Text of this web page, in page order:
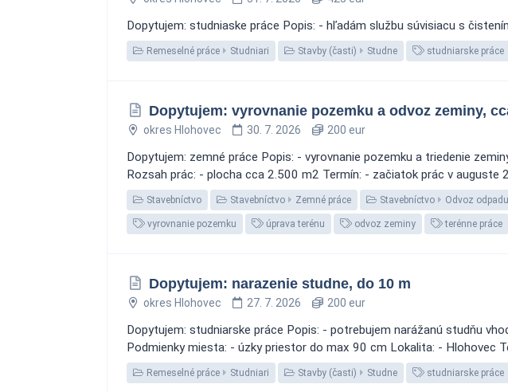
Dopytujem: studniaske práce Popis: - hľadám službu súvisiacu s
Remeselné práce Studniari Stavby (časti) Studne studniarske práce
Dopytujem: vyrovnanie pozemku a odvoz zeminy,
okres Hlohovec 30. 7. 2026 200 eur
Dopytujem: zemné práce Popis: - vyrovnanie pozemku a triedenie
Rozsah prác: - plocha cca 2.500 m2 Termín: - začiatok prác v auguste
Stavebníctvo Stavebníctvo Zemné práce Stavebníctvo Odvoz odpadu
vyrovnanie pozemku úprava terénu odvoz zeminy terénne práce
Dopytujem: narazenie studne, do 10 m
okres Hlohovec 27. 7. 2026 200 eur
Dopytujem: studniarske práce Popis: - potrebujem narážanú studňu
Podmienky miesta: - úzky priestor do max 90 cm Lokalita: - Hlohovec
Remeselné práce Studniari Stavby (časti) Studne studniarske práce